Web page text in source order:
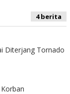
4 berita
Diterjang Tornado